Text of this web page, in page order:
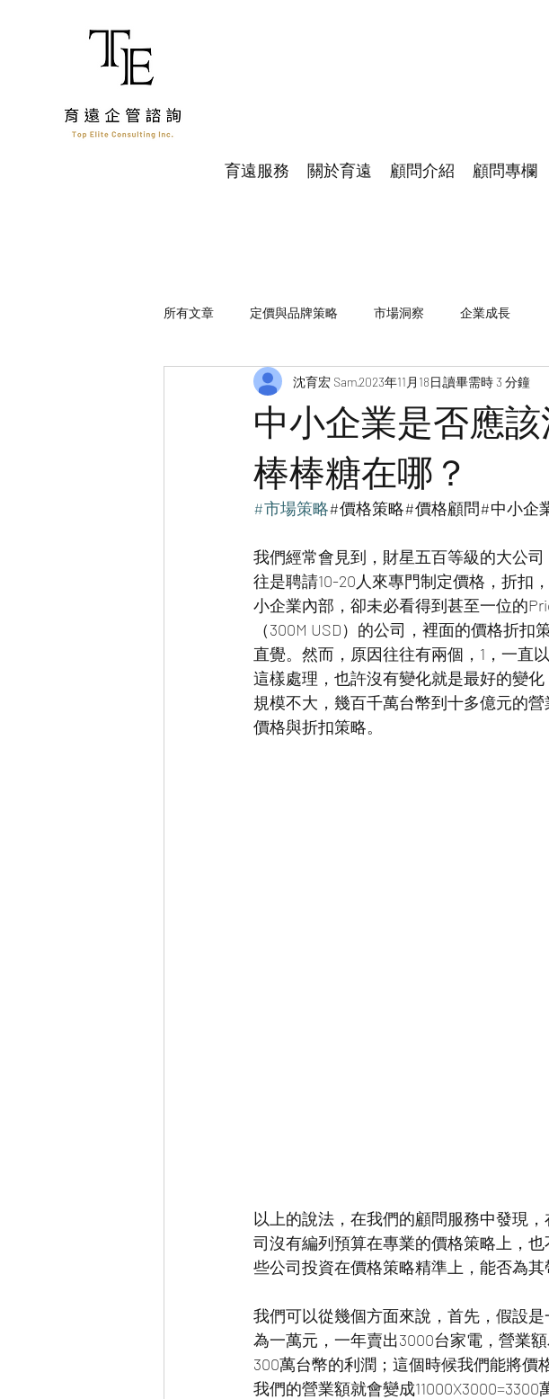
育遠服務 關於育遠 顧問介紹 顧問專欄
所有文章 定價與品牌策略 市場洞察 企業成長
中小企業是否應
棒棒糖在哪？
沈育宏 Sam2023年11月18日讀畢需時 3 分鐘
#市場策略#價格策略#價格顧問#中小企
我們經常會見到，財星五百等級的大公
往是聘請10-20人來專門制定價格，折扣
小企業內部，卻未必看得到甚至一位的
（300M USD）的公司，裡面的價格折
直覺。然而，原因往往有兩個，1，一直
這樣處理，也許沒有變化就是最好的變
規模不大，幾百千萬台幣到十多億元的
價格與折扣策略。
以上的說法，在我們的顧問服務中發現
司沒有編列預算在專業的價格策略上，
些公司投資在價格策略精準上，能否為其
我們可以從幾個方面來說，首先，假設
為一萬元，一年賣出3000台家電，營業
300萬台幣的利潤；這個時候我們能將價
我們的營業額就會變成